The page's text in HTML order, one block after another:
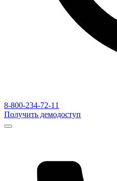
8-800-234-72-11
Получить демодоступ